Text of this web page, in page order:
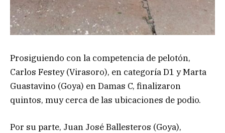
Prosiguiendo con la competencia de pelotón,
Carlos Festey (Virasoro), en categoría D1 y Marta
Guastavino (Goya) en Damas C, finalizaron
quintos, muy cerca de las ubicaciones de podio.
Por su parte, Juan José Ballesteros (Goya),